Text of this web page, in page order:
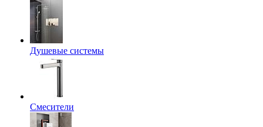
Душевые системы
Смесители